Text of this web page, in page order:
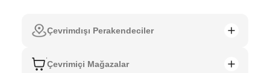
Çevrimdışı Perakendeciler
Çevrimiçi Mağazalar